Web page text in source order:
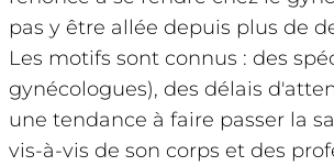
pas y être allée depuis plus de
Les motifs sont connus : des
gynécologues), des délais
une tendance à faire passer la
vis-à-vis de son corps et des